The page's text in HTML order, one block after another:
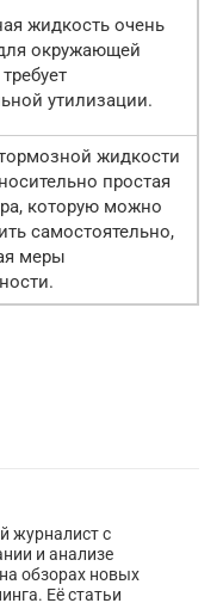
жидкость очень
окружающей
утилизации.
жидкости
простая
которую можно
самостоятельно,
меры
журналист с
и анализе
обзорах новых
Её статьи